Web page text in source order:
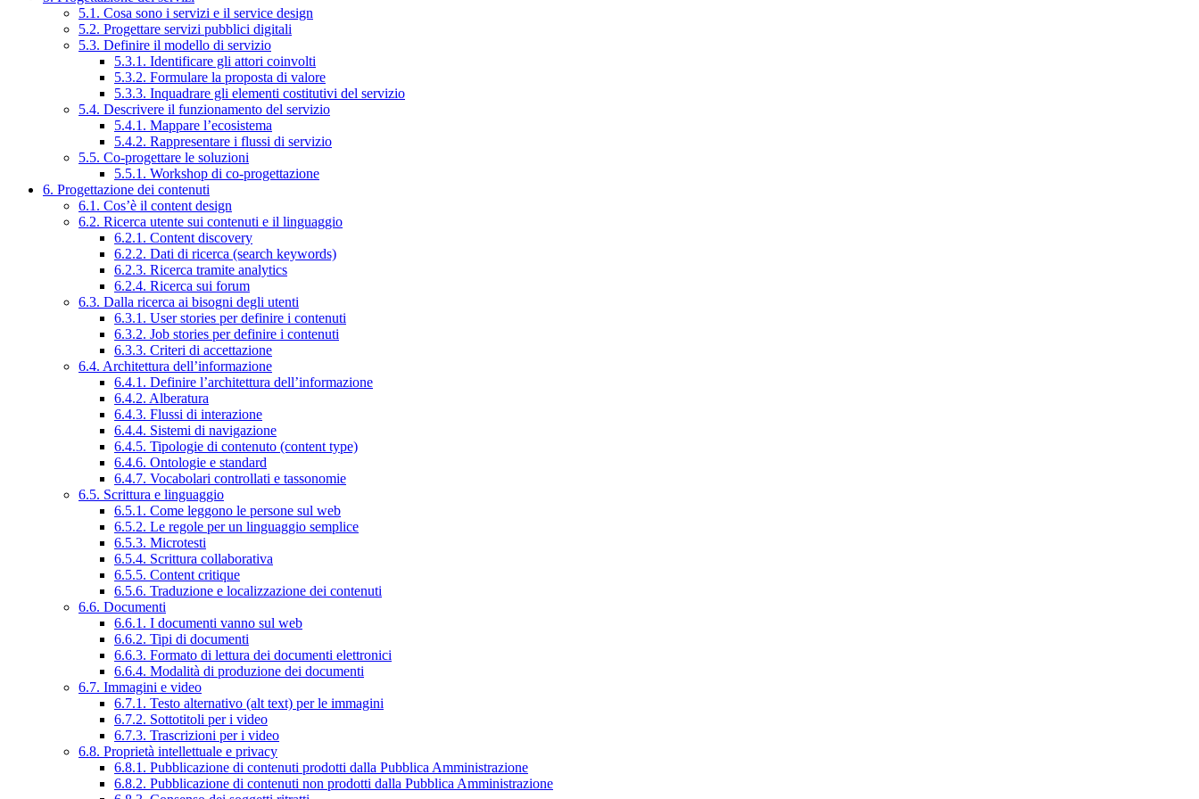
5.1. Cosa sono i servizi e il service design
5.2. Progettare servizi pubblici digitali
5.3. Definire il modello di servizio
5.3.1. Identificare gli attori coinvolti
5.3.2. Formulare la proposta di valore
5.3.3. Inquadrare gli elementi costitutivi del servizio
5.4. Descrivere il funzionamento del servizio
5.4.1. Mappare l’ecosistema
5.4.2. Rappresentare i flussi di servizio
5.5. Co-progettare le soluzioni
5.5.1. Workshop di co-progettazione
6. Progettazione dei contenuti
6.1. Cos’è il content design
6.2. Ricerca utente sui contenuti e il linguaggio
6.2.1. Content discovery
6.2.2. Dati di ricerca (search keywords)
6.2.3. Ricerca tramite analytics
6.2.4. Ricerca sui forum
6.3. Dalla ricerca ai bisogni degli utenti
6.3.1. User stories per definire i contenuti
6.3.2. Job stories per definire i contenuti
6.3.3. Criteri di accettazione
6.4. Architettura dell’informazione
6.4.1. Definire l’architettura dell’informazione
6.4.2. Alberatura
6.4.3. Flussi di interazione
6.4.4. Sistemi di navigazione
6.4.5. Tipologie di contenuto (content type)
6.4.6. Ontologie e standard
6.4.7. Vocabolari controllati e tassonomie
6.5. Scrittura e linguaggio
6.5.1. Come leggono le persone sul web
6.5.2. Le regole per un linguaggio semplice
6.5.3. Microtesti
6.5.4. Scrittura collaborativa
6.5.5. Content critique
6.5.6. Traduzione e localizzazione dei contenuti
6.6. Documenti
6.6.1. I documenti vanno sul web
6.6.2. Tipi di documenti
6.6.3. Formato di lettura dei documenti elettronici
6.6.4. Modalità di produzione dei documenti
6.7. Immagini e video
6.7.1. Testo alternativo (alt text) per le immagini
6.7.2. Sottotitoli per i video
6.7.3. Trascrizioni per i video
6.8. Proprietà intellettuale e privacy
6.8.1. Pubblicazione di contenuti prodotti dalla Pubblica Amministrazione
6.8.2. Pubblicazione di contenuti non prodotti dalla Pubblica Amministrazione